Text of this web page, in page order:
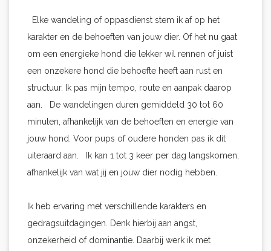
Elke wandeling of oppasdienst stem ik af op het
karakter en de behoeften van jouw dier. Of het nu gaat
om een energieke hond die lekker wil rennen of juist
een onzekere hond die behoefte heeft aan rust en
structuur. Ik pas mijn tempo, route en aanpak daarop
aan. De wandelingen duren gemiddeld 30 tot 60
minuten, afhankelijk van de behoeften en energie van
jouw hond. Voor pups of oudere honden pas ik dit
uiteraard aan. Ik kan 1 tot 3 keer per dag langskomen,
afhankelijk van wat jij en jouw dier nodig hebben.
Ik heb ervaring met verschillende karakters en
gedragsuitdagingen. Denk hierbij aan angst,
onzekerheid of dominantie. Daarbij werk ik met